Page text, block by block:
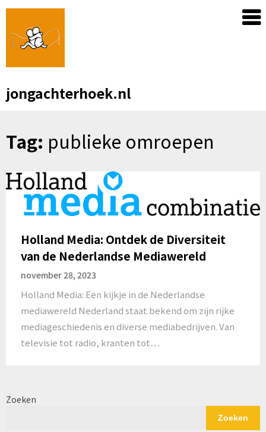
Skip
content
jongachterhoek.nl
Tag: publieke omroepen
Holland Media: Ontdek de Diversiteit
van de Nederlandse Mediawereld
november 28, 2023
Holland Media: Een kijkje in de Nederlandse
mediawereld Nederland staat bekend om zijn rijke
mediageschiedenis en diverse mediabedrijven. Van
televisie tot radio, kranten tot…
Zoeken
Zoeken